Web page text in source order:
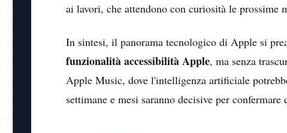
ai lavori, che attendono con curiosità le prossime
In sintesi, il panorama tecnologico di Apple si
funzionalità accessibilità Apple, ma senza
Apple Music, dove l'intelligenza artificiale
settimane e mesi saranno decisive per confermare